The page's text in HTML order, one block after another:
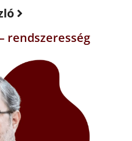
rendszeresség